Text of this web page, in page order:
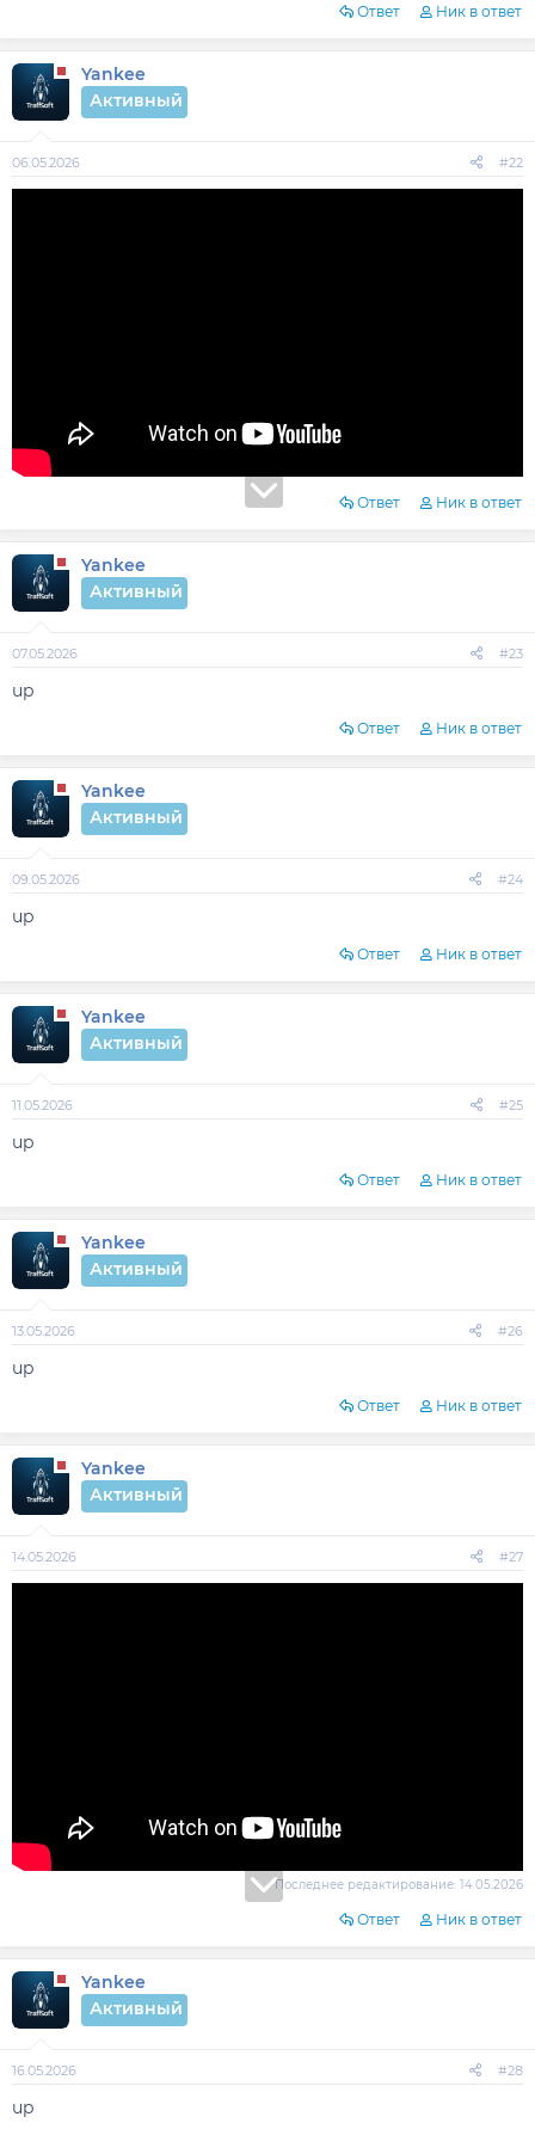
Ответ Ник в ответ
Yankee
Активный
06.05.2026 #22
Ответ Ник в ответ
Yankee
Активный
07.05.2026 #23
up
Ответ Ник в ответ
Yankee
Активный
09.05.2026 #24
up
Ответ Ник в ответ
Yankee
Активный
11.05.2026 #25
up
Ответ Ник в ответ
Yankee
Активный
13.05.2026 #26
up
Ответ Ник в ответ
Yankee
Активный
14.05.2026 #27
Последнее редактирование: 14.05.2026
Ответ Ник в ответ
Yankee
Активный
16.05.2026 #28
up